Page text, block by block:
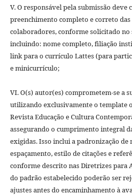
V. O responsável pela submissão deve
preenchimento completo e correto
colaboradores, conforme solicitado no
incluindo: nome completo, filiação
link para o currículo Lattes (para
e minicurrículo;
VI. O(s) autor(es) comprometem-se a
utilizando exclusivamente o template
Revista Educação e Cultura
assegurando o cumprimento integral
exigidas. Isso inclui a padronização de
espaçamento, estilo de citações e
conforme descrito nas Diretrizes para
do padrão estabelecido poderão ser
ajustes antes do encaminhamento à